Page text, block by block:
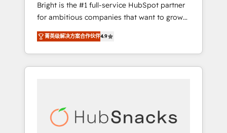
2017 Website Design HubSpot Impact Award
🏆2016 Growth-Driven Design Agency of the
Year 🏆2016 Sales Enablement HubSpot
Impact Award 🏆2015 Growth-Driven Design
Agency of the Year 🏆2015 Became the 5th
Agency to reach Diamond 🏆2014 HubSpot
Became a HubSpot Partner 📆Founded in
Bright is the #1 full-service HubSpot partner
for ambitious companies that want to grow
smarter. From HubSpot onboarding, to
training, from developing a new website to
lead generation and digital marketing; we do
it all (and with great results)! In short, our
modules, integrations - Marketing & sales
solutions: digital marketing, advertising,
菁英级解决方案合作伙伴4.9